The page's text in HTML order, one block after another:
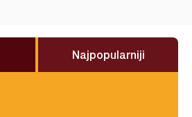
Najpopularniji